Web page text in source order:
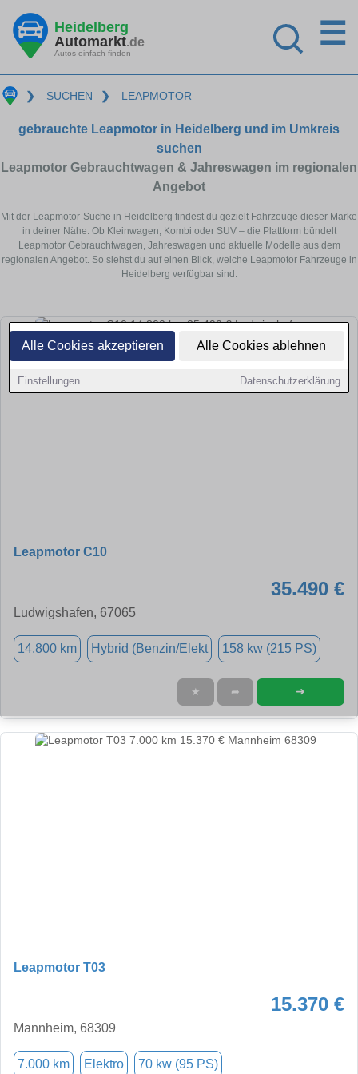
Alle Cookies akzeptieren Alle Cookies ablehnen
Einstellungen Datenschutzerklärung
Heidelberg
Automarkt.de
Autos einfach finden
☰
❯ SUCHEN ❯ LEAPMOTOR
gebrauchte Leapmotor in Heidelberg und im Umkreis
suchen
Leapmotor Gebrauchtwagen & Jahreswagen im regionalen
Angebot
Mit der Leapmotor-Suche in Heidelberg findest du gezielt Fahrzeuge dieser Marke
in deiner Nähe. Ob Kleinwagen, Kombi oder SUV – die Plattform bündelt
Leapmotor Gebrauchtwagen, Jahreswagen und aktuelle Modelle aus dem
regionalen Angebot. So siehst du auf einen Blick, welche Leapmotor Fahrzeuge in
Heidelberg verfügbar sind.
Leapmotor C10
35.490 €
Ludwigshafen, 67065
14.800 km Hybrid (Benzin/Elekt 158 kw (215 PS)
★ ➦ ➜
Leapmotor T03
15.370 €
Mannheim, 68309
7.000 km Elektro 70 kw (95 PS)